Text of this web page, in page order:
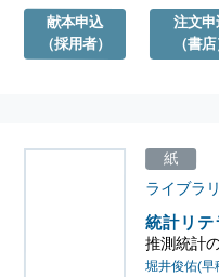
献本申込
（採用者）
注文申
（書店
統計リ
推測統計
ライブラ
堀井俊佑(
紙